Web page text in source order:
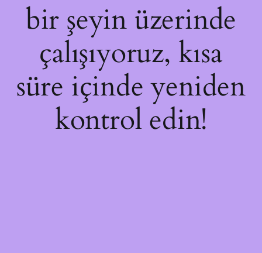
bir şeyin üzerinde
çalışıyoruz, kısa
süre içinde yeniden
kontrol edin!